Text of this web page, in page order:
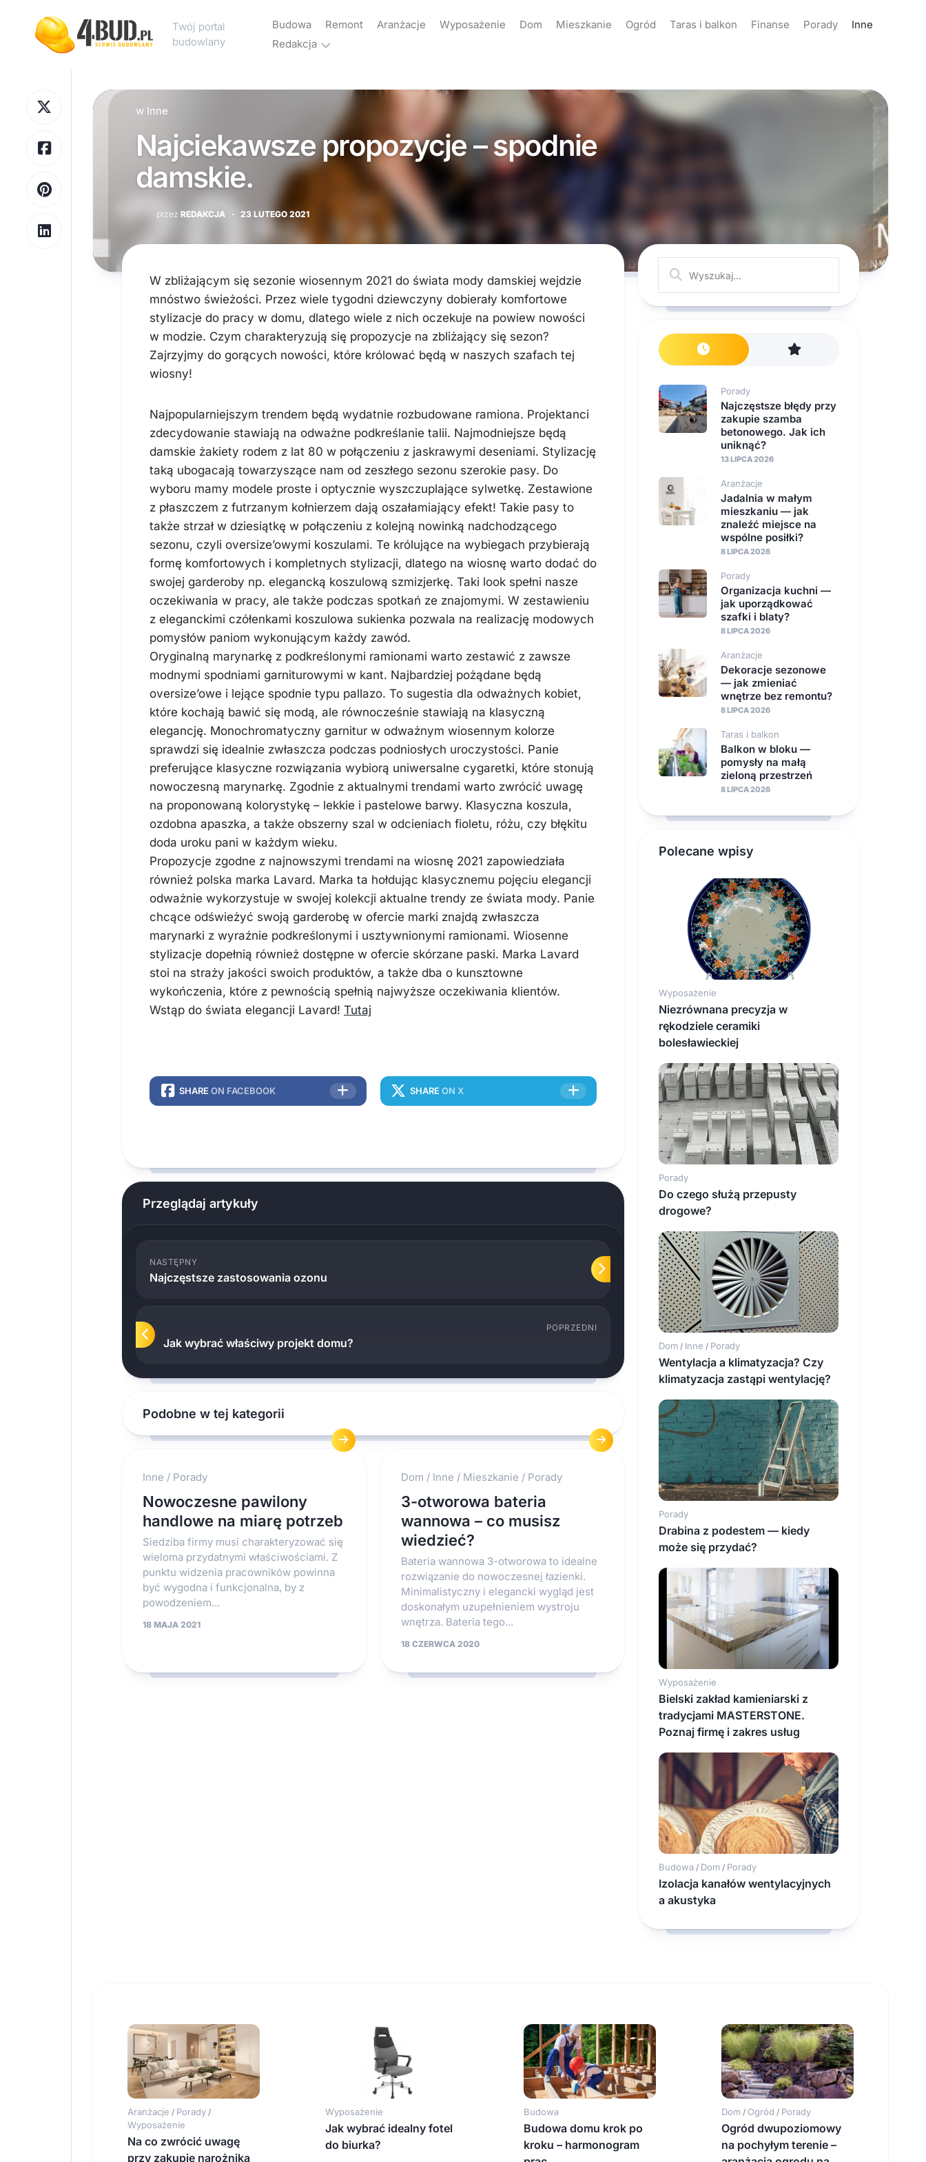
content
Twój portal
budowlany
Budowa Remont Aranżacje Wyposażenie Dom Mieszkanie Ogród Taras i balkon Finanse Porady
Inne
Redakcja
Reklama
Polityka
prywatności
w Inne
Najciekawsze propozycje – spodnie
damskie.
przez REDAKCJA · 23 LUTEGO 2021
W zbliżającym się sezonie wiosennym 2021 do świata mody damskiej wejdzie
mnóstwo świeżości. Przez wiele tygodni dziewczyny dobierały komfortowe
stylizacje do pracy w domu, dlatego wiele z nich oczekuje na powiew nowości
w modzie. Czym charakteryzują się propozycje na zbliżający się sezon?
Zajrzyjmy do gorących nowości, które królować będą w naszych szafach tej
wiosny!
Najpopularniejszym trendem będą wydatnie rozbudowane ramiona. Projektanci
zdecydowanie stawiają na odważne podkreślanie talii. Najmodniejsze będą
damskie żakiety rodem z lat 80 w połączeniu z jaskrawymi deseniami. Stylizację
taką ubogacają towarzyszące nam od zeszłego sezonu szerokie pasy. Do
wyboru mamy modele proste i optycznie wyszczuplające sylwetkę. Zestawione
z płaszczem z futrzanym kołnierzem dają oszałamiający efekt! Takie pasy to
także strzał w dziesiątkę w połączeniu z kolejną nowinką nadchodzącego
sezonu, czyli oversize’owymi koszulami. Te królujące na wybiegach przybierają
formę komfortowych i kompletnych stylizacji, dlatego na wiosnę warto dodać do
swojej garderoby np. elegancką koszulową szmizjerkę. Taki look spełni nasze
oczekiwania w pracy, ale także podczas spotkań ze znajomymi. W zestawieniu
z eleganckimi czółenkami koszulowa sukienka pozwala na realizację modowych
pomysłów paniom wykonującym każdy zawód.
Oryginalną marynarkę z podkreślonymi ramionami warto zestawić z zawsze
modnymi spodniami garniturowymi w kant. Najbardziej pożądane będą
oversize’owe i lejące spodnie typu pallazo. To sugestia dla odważnych kobiet,
które kochają bawić się modą, ale równocześnie stawiają na klasyczną
elegancję. Monochromatyczny garnitur w odważnym wiosennym kolorze
sprawdzi się idealnie zwłaszcza podczas podniosłych uroczystości. Panie
preferujące klasyczne rozwiązania wybiorą uniwersalne cygaretki, które stonują
nowoczesną marynarkę. Zgodnie z aktualnymi trendami warto zwrócić uwagę
na proponowaną kolorystykę – lekkie i pastelowe barwy. Klasyczna koszula,
ozdobna apaszka, a także obszerny szal w odcieniach fioletu, różu, czy błękitu
doda uroku pani w każdym wieku.
Propozycje zgodne z najnowszymi trendami na wiosnę 2021 zapowiedziała
również polska marka Lavard. Marka ta hołdując klasycznemu pojęciu elegancji
odważnie wykorzystuje w swojej kolekcji aktualne trendy ze świata mody. Panie
chcące odświeżyć swoją garderobę w ofercie marki znajdą zwłaszcza
marynarki z wyraźnie podkreślonymi i usztywnionymi ramionami. Wiosenne
stylizacje dopełnią również dostępne w ofercie skórzane paski. Marka Lavard
stoi na straży jakości swoich produktów, a także dba o kunsztowne
wykończenia, które z pewnością spełnią najwyższe oczekiwania klientów.
Wstąp do świata elegancji Lavard! Tutaj
SHARE ON FACEBOOK SHARE ON X
Przeglądaj artykuły
NASTĘPNY
Najczęstsze zastosowania ozonu
POPRZEDNI
Jak wybrać właściwy projekt domu?
Podobne w tej kategorii
Inne / Porady
Nowoczesne pawilony
handlowe na miarę potrzeb
Siedziba firmy musi charakteryzować się
wieloma przydatnymi właściwościami. Z
punktu widzenia pracowników powinna
być wygodna i funkcjonalna, by z
powodzeniem...
18 MAJA 2021
Dom / Inne / Mieszkanie / Porady
3-otworowa bateria
wannowa – co musisz
wiedzieć?
Bateria wannowa 3-otworowa to idealne
rozwiązanie do nowoczesnej łazienki.
Minimalistyczny i elegancki wygląd jest
doskonałym uzupełnieniem wystroju
wnętrza. Bateria tego...
18 CZERWCA 2020
Porady
Najczęstsze błędy przy
zakupie szamba
betonowego. Jak ich
uniknąć?
13 LIPCA 2026
Aranżacje
Jadalnia w małym
mieszkaniu — jak
znaleźć miejsce na
wspólne posiłki?
8 LIPCA 2026
Porady
Organizacja kuchni —
jak uporządkować
szafki i blaty?
8 LIPCA 2026
Aranżacje
Dekoracje sezonowe
— jak zmieniać
wnętrze bez remontu?
8 LIPCA 2026
Taras i balkon
Balkon w bloku —
pomysły na małą
zieloną przestrzeń
8 LIPCA 2026
Polecane wpisy
Wyposażenie
Niezrównana precyzja w
rękodziele ceramiki
bolesławieckiej
Porady
Do czego służą przepusty
drogowe?
Dom / Inne / Porady
Wentylacja a klimatyzacja? Czy
klimatyzacja zastąpi wentylację?
Porady
Drabina z podestem — kiedy
może się przydać?
Wyposażenie
Bielski zakład kamieniarski z
tradycjami MASTERSTONE.
Poznaj firmę i zakres usług
Budowa / Dom / Porady
Izolacja kanałów wentylacyjnych
a akustyka
Aranżacje / Porady /
Wyposażenie
Na co zwrócić uwagę
przy zakupie narożnika
Wyposażenie
Jak wybrać idealny fotel
do biurka?
Budowa
Budowa domu krok po
kroku – harmonogram
Dom / Ogród / Porady
Ogród dwupoziomowy
na pochyłym terenie –